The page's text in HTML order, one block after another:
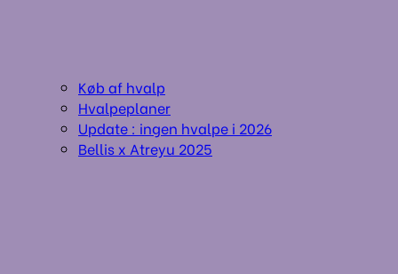
Køb af hvalp
Hvalpeplaner
Update : ingen hvalpe i 2026
Bellis x Atreyu 2025